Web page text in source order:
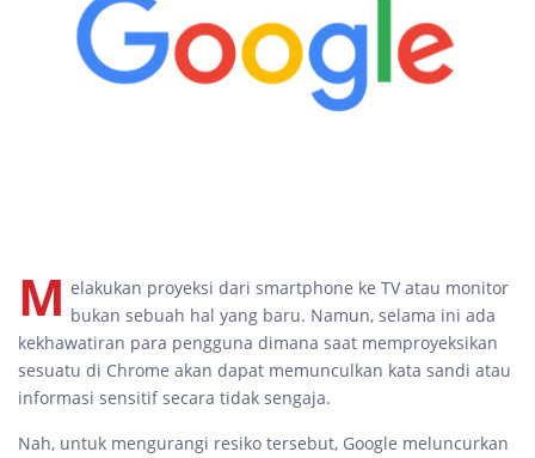
M elakukan proyeksi dari smartphone ke TV atau monitor
bukan sebuah hal yang baru. Namun, selama ini ada
kekhawatiran para pengguna dimana saat memproyeksikan
sesuatu di Chrome akan dapat memunculkan kata sandi atau
informasi sensitif secara tidak sengaja.
Nah, untuk mengurangi resiko tersebut, Google meluncurkan